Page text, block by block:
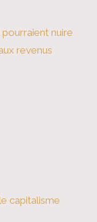
nuire
revenus
capitalisme